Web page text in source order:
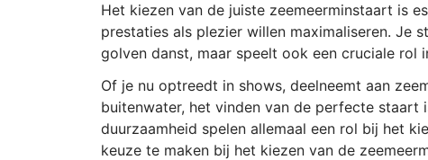
Het kiezen van de juiste zeemeerminstaart is
prestaties als plezier willen maximaliseren. Je
golven danst, maar speelt ook een cruciale
Of je nu optreedt in shows, deelneemt aan
buitenwater, het vinden van de perfecte staart
duurzaamheid spelen allemaal een rol bij het
keuze te maken bij het kiezen van de